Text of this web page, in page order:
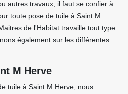
autres travaux, il faut se confier à
toute pose de tuile à Saint M
de l'Habitat travaille tout type
également sur les différentes
M Herve
tuile à Saint M Herve, nous